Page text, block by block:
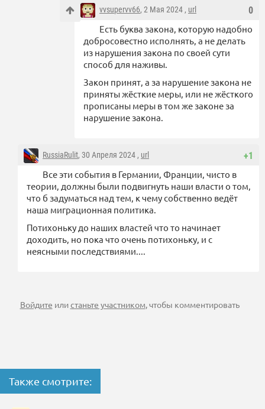
0
vvsupervv66, 2 Мая 2024 , url
Есть буква закона, которую надобно
добросовестно исполнять, а не делать
из нарушения закона по своей сути
способ для наживы.
Закон принят, а за нарушение закона не
приняты жёсткие меры, или не жёсткого
прописаны меры в том же законе за
нарушение закона.
+1
RussiaRulit, 30 Апреля 2024 , url
Все эти события в Германии, Франции, чисто в
теории, должны были подвигнуть наши власти о том,
что б задуматься над тем, к чему собственно ведёт
наша миграционная политика.
Потихоньку до наших властей что то начинает
доходить, но пока что очень потихоньку, и с
неясными последствиями....
Войдите илистаньте участником, чтобы комментировать
Также смотрите: